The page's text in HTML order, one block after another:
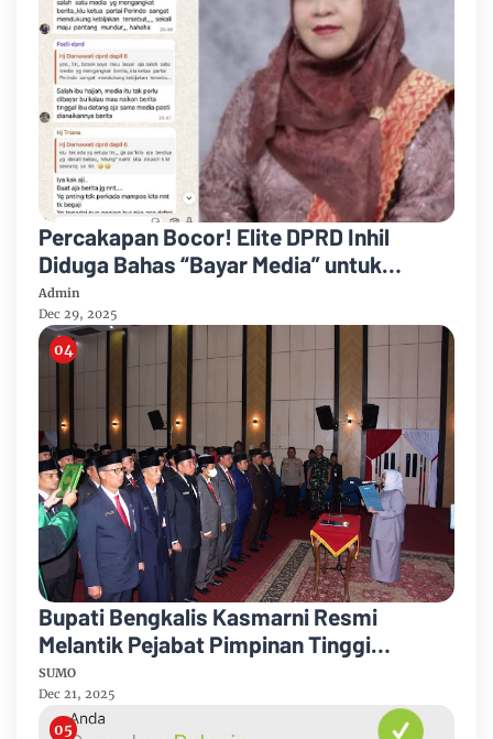
Percakapan Bocor! Elite DPRD Inhil
Diduga Bahas “Bayar Media” untuk
Dukung Kebijakan
Admin
Dec 29, 2025
Bupati Bengkalis Kasmarni Resmi
Melantik Pejabat Pimpinan Tinggi
Pratama
SUMO
Dec 21, 2025